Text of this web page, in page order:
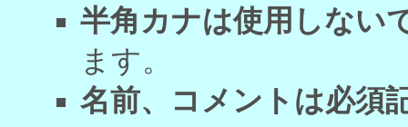
半角カナは使用しない
ます。
名前、コメントは必須